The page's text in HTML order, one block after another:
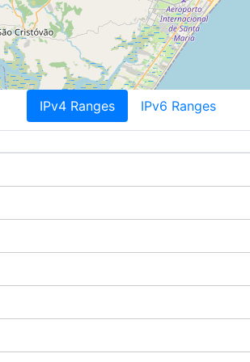
IPv4 Ranges IPv6 Ranges